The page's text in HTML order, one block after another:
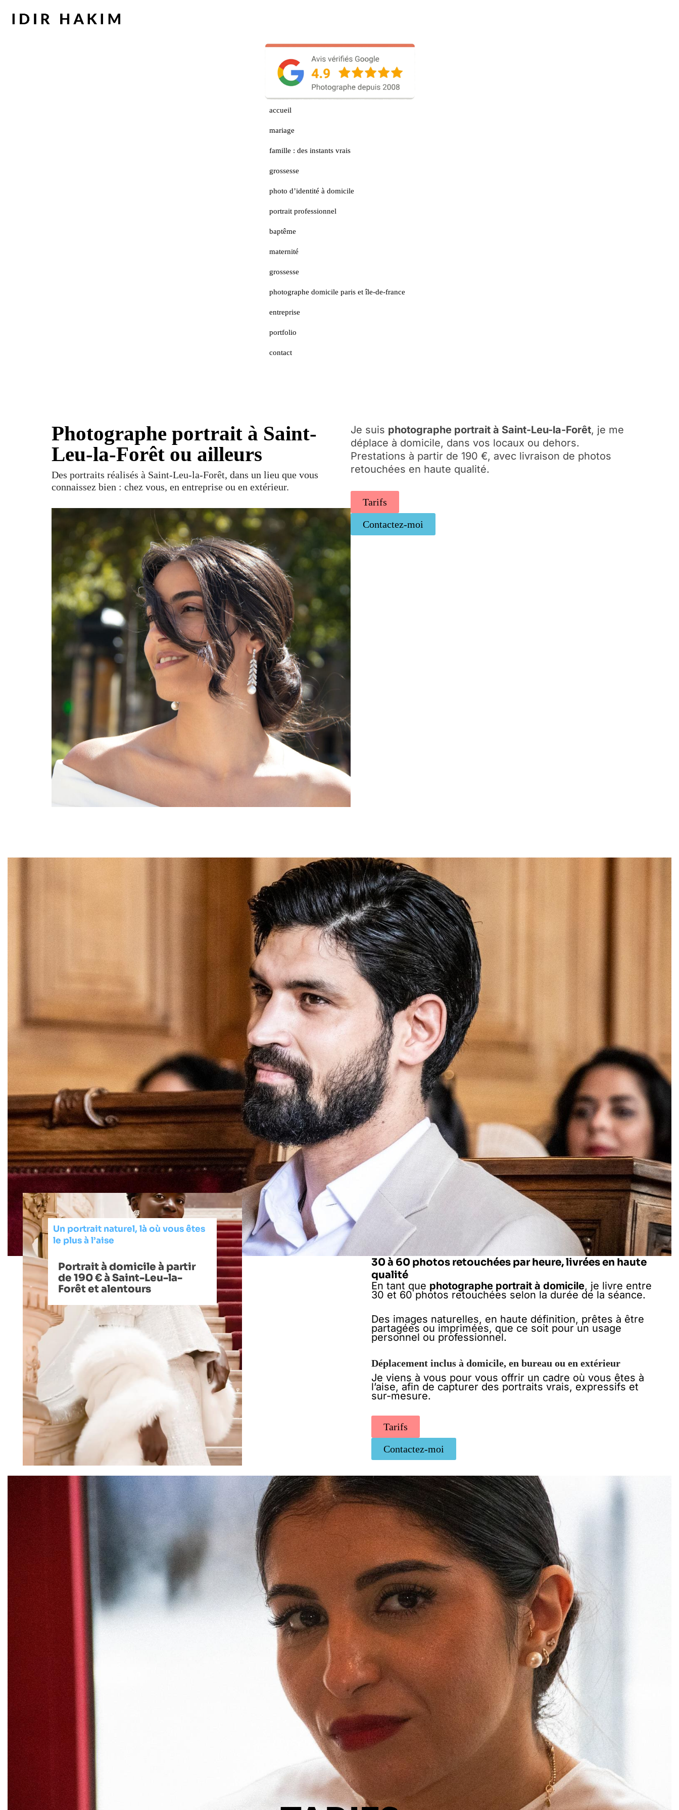
accueil
mariage
famille : des instants vrais
grossesse
photo d’identité à domicile
portrait professionnel
baptême
maternité
grossesse
photographe domicile paris et île-de-france
entreprise
portfolio
contact
Photographe portrait à Saint-
Leu-la-Forêt ou ailleurs
Des portraits réalisés à Saint-Leu-la-Forêt, dans un lieu que vous
connaissez bien : chez vous, en entreprise ou en extérieur.
Je suis photographe portrait à Saint-Leu-la-Forêt, je me
déplace à domicile, dans vos locaux ou dehors.
Prestations à partir de 190 €, avec livraison de photos
retouchées en haute qualité.
Tarifs
Contactez-moi
Un portrait naturel, là où vous êtes
le plus à l’aise
Portrait à domicile à partir
de 190 € à Saint-Leu-la-
Forêt et alentours
30 à 60 photos retouchées par heure, livrées en haute
qualité
En tant que photographe portrait à domicile, je livre entre
30 et 60 photos retouchées selon la durée de la séance.
Des images naturelles, en haute définition, prêtes à être
partagées ou imprimées, que ce soit pour un usage
personnel ou professionnel.
Déplacement inclus à domicile, en bureau ou en extérieur
Je viens à vous pour vous offrir un cadre où vous êtes à
l’aise, afin de capturer des portraits vrais, expressifs et
sur-mesure.
Tarifs
Contactez-moi